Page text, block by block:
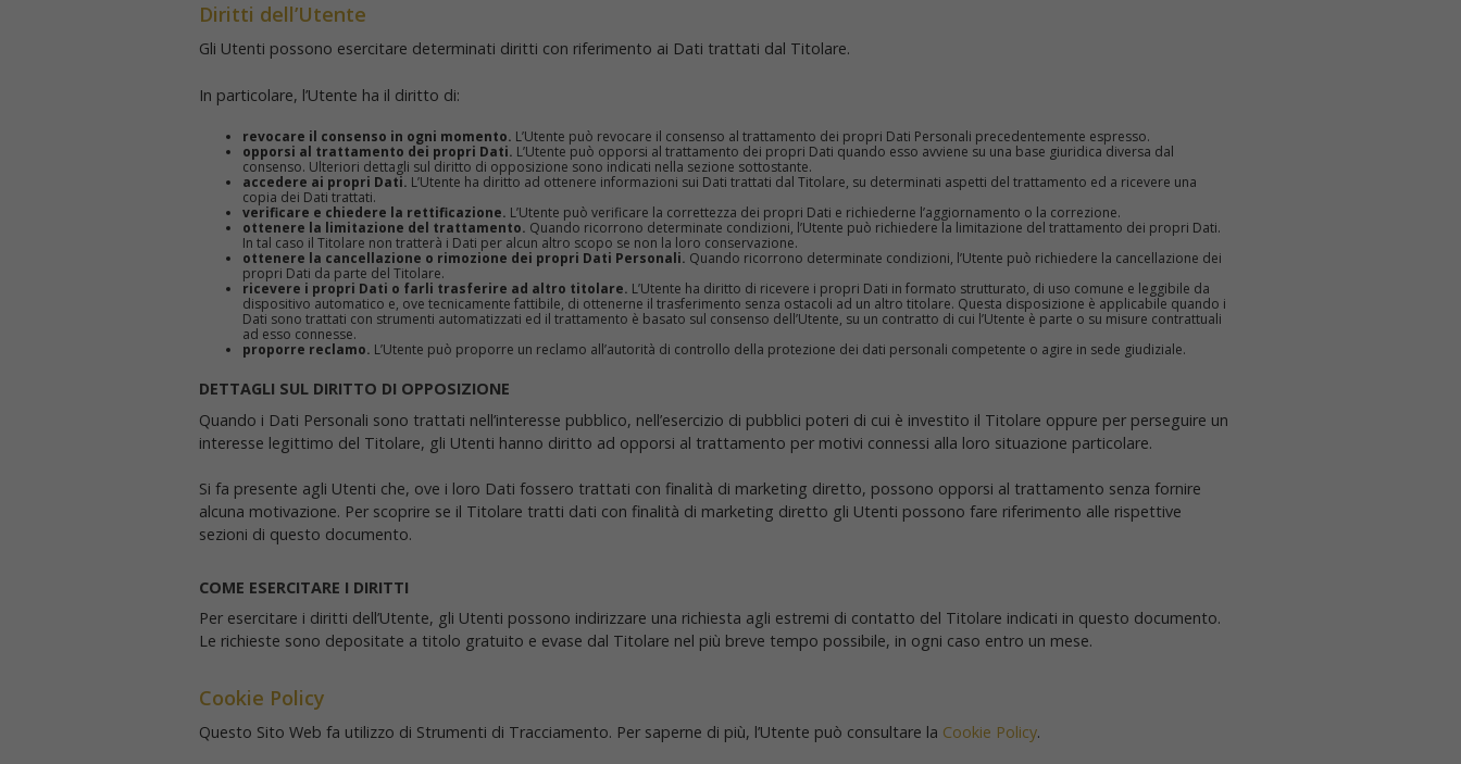
Diritti dell’Utente
Gli Utenti possono esercitare determinati diritti con riferimento ai Dati trattati dal Titolare.
In particolare, l’Utente ha il diritto di:
revocare il consenso in ogni momento. L’Utente può revocare il consenso al trattamento dei propri Dati Personali precedentemente espresso.
opporsi al trattamento dei propri Dati. L’Utente può opporsi al trattamento dei propri Dati quando esso avviene su una base giuridica diversa dal
consenso. Ulteriori dettagli sul diritto di opposizione sono indicati nella sezione sottostante.
accedere ai propri Dati. L’Utente ha diritto ad ottenere informazioni sui Dati trattati dal Titolare, su determinati aspetti del trattamento ed a ricevere una
copia dei Dati trattati.
verificare e chiedere la rettificazione. L’Utente può verificare la correttezza dei propri Dati e richiederne l’aggiornamento o la correzione.
ottenere la limitazione del trattamento. Quando ricorrono determinate condizioni, l’Utente può richiedere la limitazione del trattamento dei propri Dati.
In tal caso il Titolare non tratterà i Dati per alcun altro scopo se non la loro conservazione.
ottenere la cancellazione o rimozione dei propri Dati Personali. Quando ricorrono determinate condizioni, l’Utente può richiedere la cancellazione dei
propri Dati da parte del Titolare.
ricevere i propri Dati o farli trasferire ad altro titolare. L’Utente ha diritto di ricevere i propri Dati in formato strutturato, di uso comune e leggibile da
dispositivo automatico e, ove tecnicamente fattibile, di ottenerne il trasferimento senza ostacoli ad un altro titolare. Questa disposizione è applicabile quando i
Dati sono trattati con strumenti automatizzati ed il trattamento è basato sul consenso dell’Utente, su un contratto di cui l’Utente è parte o su misure contrattuali
ad esso connesse.
proporre reclamo. L’Utente può proporre un reclamo all’autorità di controllo della protezione dei dati personali competente o agire in sede giudiziale.
DETTAGLI SUL DIRITTO DI OPPOSIZIONE
Quando i Dati Personali sono trattati nell’interesse pubblico, nell’esercizio di pubblici poteri di cui è investito il Titolare oppure per perseguire un
interesse legittimo del Titolare, gli Utenti hanno diritto ad opporsi al trattamento per motivi connessi alla loro situazione particolare.
Si fa presente agli Utenti che, ove i loro Dati fossero trattati con finalità di marketing diretto, possono opporsi al trattamento senza fornire
alcuna motivazione. Per scoprire se il Titolare tratti dati con finalità di marketing diretto gli Utenti possono fare riferimento alle rispettive
sezioni di questo documento.
COME ESERCITARE I DIRITTI
Per esercitare i diritti dell’Utente, gli Utenti possono indirizzare una richiesta agli estremi di contatto del Titolare indicati in questo documento.
Le richieste sono depositate a titolo gratuito e evase dal Titolare nel più breve tempo possibile, in ogni caso entro un mese.
Cookie Policy
Questo Sito Web fa utilizzo di Strumenti di Tracciamento. Per saperne di più, l’Utente può consultare la Cookie Policy.